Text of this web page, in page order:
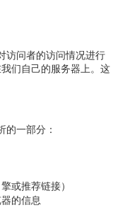
访问者的访问情况进行
们自己的服务器上。这
一部分：
或推荐链接）
的信息